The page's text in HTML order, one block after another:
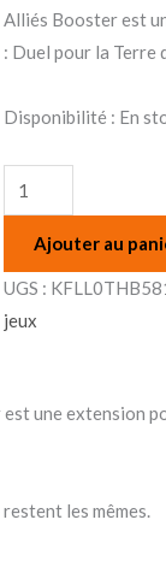
Alliés Booster est
: Duel pour la Terre
Disponibilité : En
-
Alliés
Ajouter au
UGS :
jeux
une extension
les mêmes.